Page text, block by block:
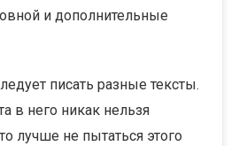
и дополнительные
писать разные тексты.
в него никак нельзя
лучше не пытаться этого